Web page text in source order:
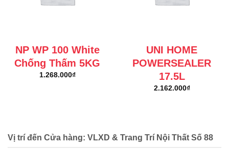
NP WP 100 White
Chống Thấm 5KG
1.268.000₫
UNI HOME
POWERSEALER
17.5L
2.162.000₫
Vị trí đến Cửa hàng: VLXD & Trang Trí Nội Thất Số 88